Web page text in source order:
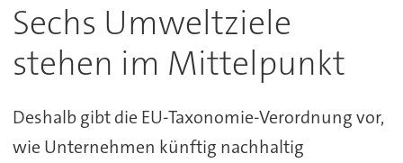
Sechs Umweltziele
stehen im Mittelpunkt
Deshalb gibt die EU-Taxonomie-Verordnung vor,
wie Unternehmen künftig nachhaltig